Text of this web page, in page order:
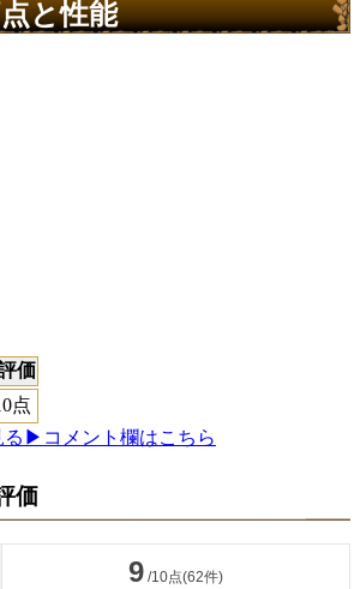
と性能
価
点
▶コメント欄はこちら
価